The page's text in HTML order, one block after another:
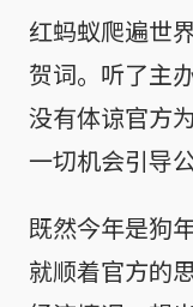
红蚂蚁爬遍世
贺词。听了主
没有体谅官方
一切机会引导
既然今年是狗
就顺着官方的